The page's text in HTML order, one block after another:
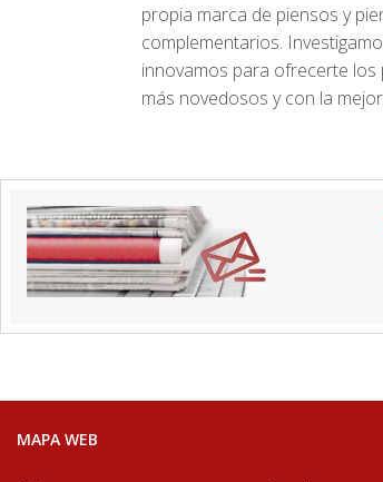
propia marca de piensos y
complementarios.
innovamos para ofrecerte
más novedosos y con la
MAPA WEB